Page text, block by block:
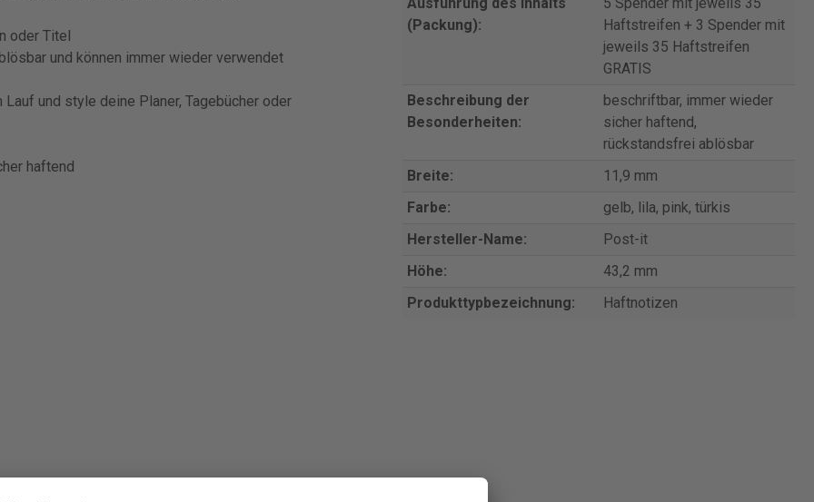
oder Titel
und können immer wieder verwendet
und style deine Planer, Tagebücher oder
haftend
(Packung):
Haftstreifen + 3 Spender mit
jeweils 35 Haftstreifen
GRATIS
Beschreibung der
Besonderheiten:
beschriftbar, immer wieder
sicher haftend,
rückstandsfrei ablösbar
Breite:
11,9 mm
Farbe:
gelb, lila, pink, türkis
Hersteller-Name:
Post-it
Höhe:
43,2 mm
Produkttypbezeichnung:
Haftnotizen